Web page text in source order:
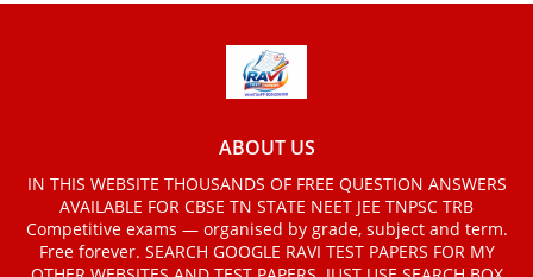
ABOUT US
IN THIS WEBSITE THOUSANDS OF FREE QUESTION ANSWERS
AVAILABLE FOR CBSE TN STATE NEET JEE TNPSC TRB
Competitive exams — organised by grade, subject and term.
Free forever. SEARCH GOOGLE RAVI TEST PAPERS FOR MY